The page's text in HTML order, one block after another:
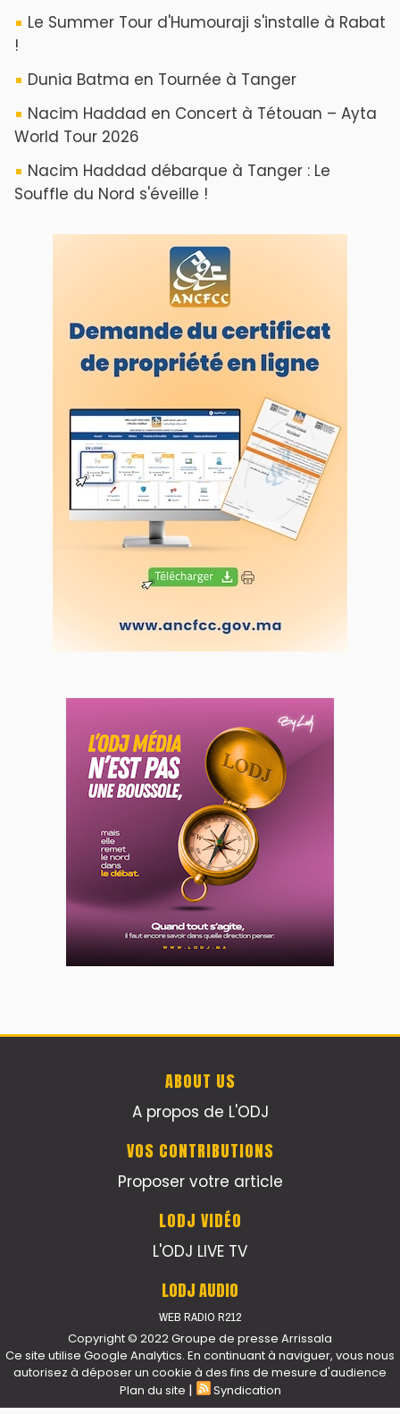
Le Summer Tour d'Humouraji s'installe à Rabat
!
Dunia Batma en Tournée à Tanger
Nacim Haddad en Concert à Tétouan – Ayta
World Tour 2026
Nacim Haddad débarque à Tanger : Le
Souffle du Nord s'éveille !
ABOUT US
A propos de L'ODJ
VOS CONTRIBUTIONS
Proposer votre article
LODJ VIDÉO
L'ODJ LIVE TV
LODJ AUDIO
WEB RADIO R212
Copyright © 2022 Groupe de presse Arrissala
Ce site utilise Google Analytics. En continuant à naviguer, vous nous
autorisez à déposer un cookie à des fins de mesure d'audience
Plan du site | Syndication